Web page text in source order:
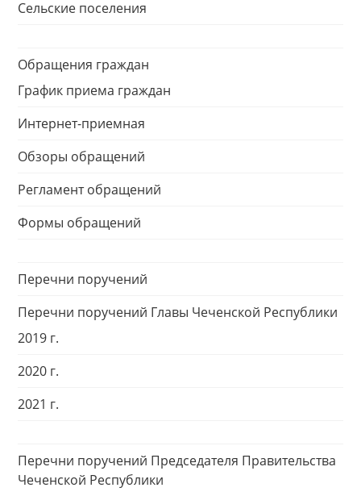
Сельские поселения
Обращения граждан
График приема граждан
Интернет-приемная
Обзоры обращений
Регламент обращений
Формы обращений
Перечни поручений
Перечни поручений Главы Чеченской Республики
2019 г.
2020 г.
2021 г.
Перечни поручений Председателя Правительства
Чеченской Республики